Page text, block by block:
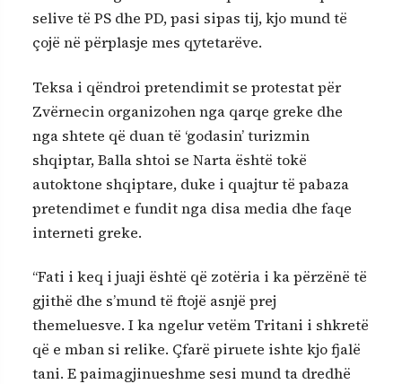
selive të PS dhe PD, pasi sipas tij, kjo mund të
çojë në përplasje mes qytetarëve.
Teksa i qëndroi pretendimit se protestat për
Zvërnecin organizohen nga qarqe greke dhe
nga shtete që duan të ‘godasin’ turizmin
shqiptar, Balla shtoi se Narta është tokë
autoktone shqiptare, duke i quajtur të pabaza
pretendimet e fundit nga disa media dhe faqe
interneti greke.
“Fati i keq i juaji është që zotëria i ka përzënë të
gjithë dhe s’mund të ftojë asnjë prej
themeluesve. I ka ngelur vetëm Tritani i shkretë
që e mban si relike. Çfarë piruete ishte kjo fjalë
tani. E paimagjinueshme sesi mund ta dredhë